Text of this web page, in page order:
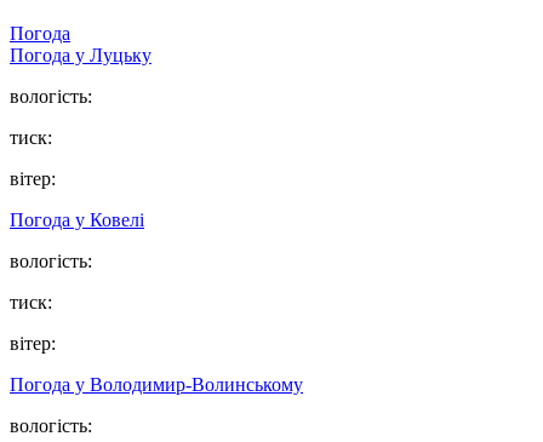
Погода
Погода у Луцьку
вологість:
тиск:
вітер:
Погода у Ковелі
вологість:
тиск:
вітер:
Погода у Володимир-Волинському
вологість: